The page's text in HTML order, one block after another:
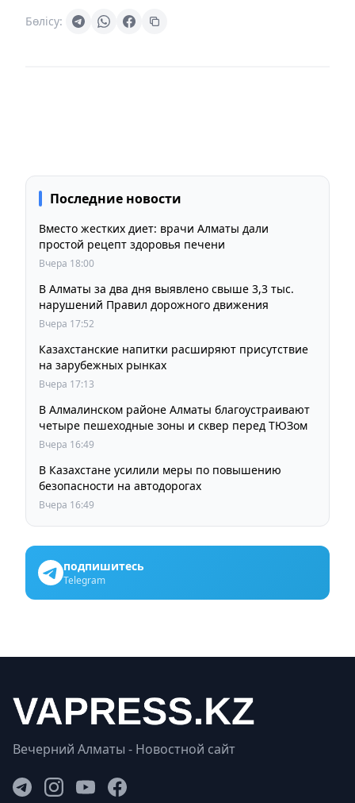
Бөлісу:
Последние новости
Вместо жестких диет: врачи Алматы дали
Вчера 18:00
В Алматы за два дня выявлено свыше 3,3 тыс.
нарушений Правил дорожного движения
Вчера 17:52
Казахстанские напитки расширяют присутствие
на зарубежных рынках
Вчера 17:13
В Алмалинском районе Алматы благоустраивают
четыре пешеходные зоны и сквер перед ТЮЗом
Вчера 16:49
В Казахстане усилили меры по повышению
безопасности на автодорогах
Вчера 16:49
подпишитесь
Telegram
Вечерний Алматы - Новостной сайт